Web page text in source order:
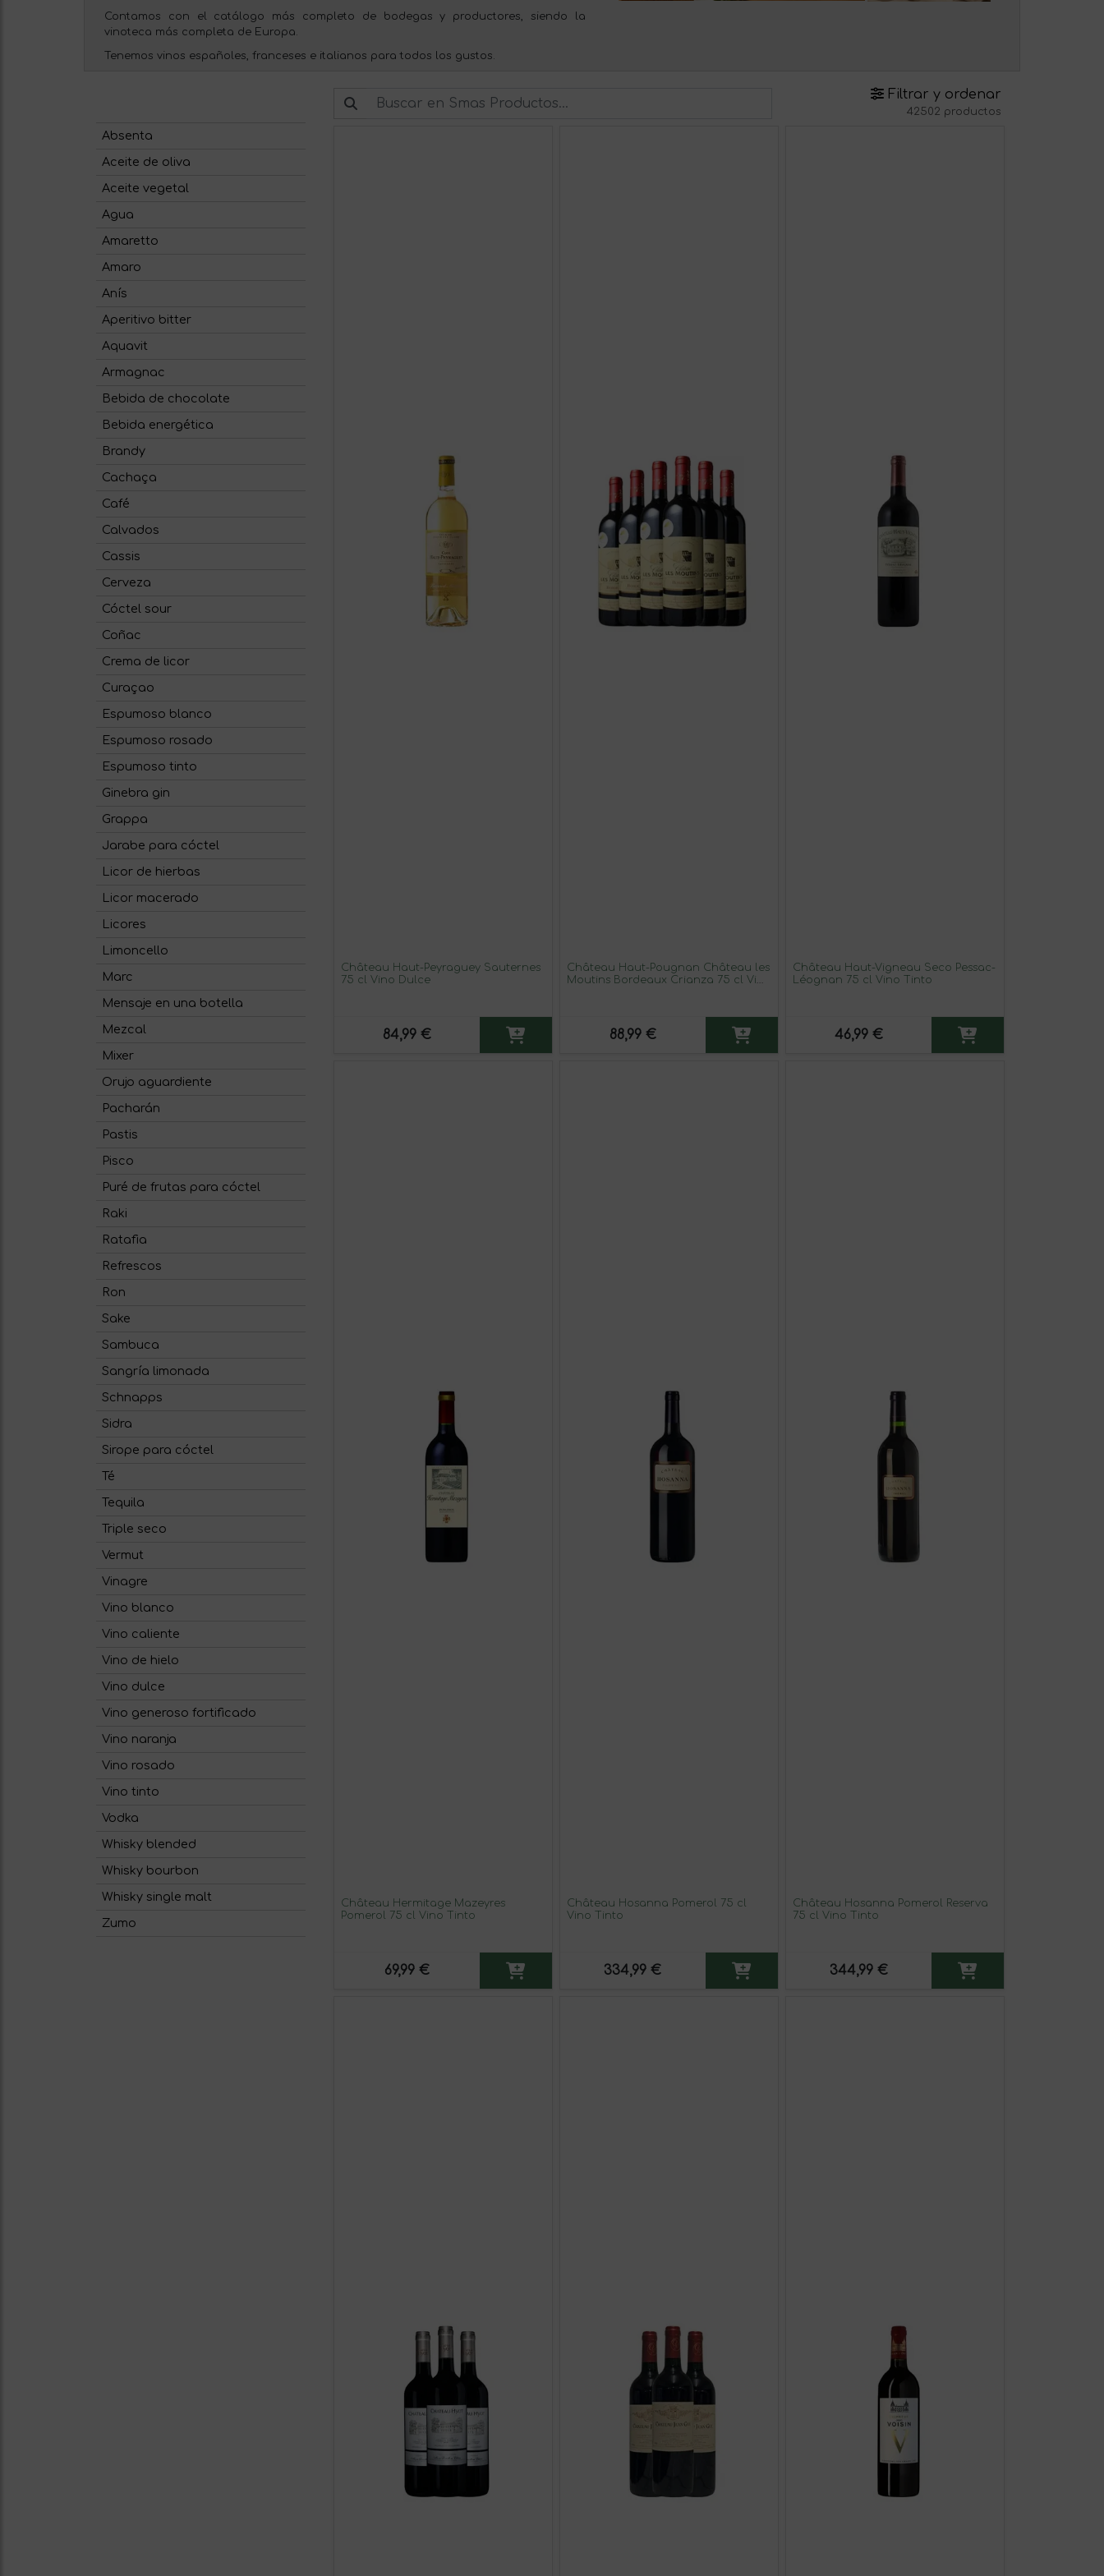
Contamos con el catálogo más completo de bodegas y productores, siendo la
vinoteca más completa de Europa.
Tenemos vinos españoles, franceses e italianos para todos los gustos.
Filtrar y ordenar
42502 productos
Absenta
Aceite de oliva
Aceite vegetal
Agua
Amaretto
Amaro
Anís
Aperitivo bitter
Aquavit
Armagnac
Bebida de chocolate
Bebida energética
Brandy
Cachaça
Café
Calvados
Cassis
Cerveza
Cóctel sour
Coñac
Crema de licor
Curaçao
Espumoso blanco
Espumoso rosado
Espumoso tinto
Ginebra gin
Grappa
Jarabe para cóctel
Licor de hierbas
Licor macerado
Licores
Limoncello
Marc
Mensaje en una botella
Mezcal
Mixer
Orujo aguardiente
Pacharán
Pastis
Pisco
Puré de frutas para cóctel
Raki
Ratafia
Refrescos
Ron
Sake
Sambuca
Sangría limonada
Schnapps
Sidra
Sirope para cóctel
Té
Tequila
Triple seco
Vermut
Vinagre
Vino blanco
Vino caliente
Vino de hielo
Vino dulce
Vino generoso fortificado
Vino naranja
Vino rosado
Vino tinto
Vodka
Whisky blended
Whisky bourbon
Whisky single malt
Zumo
Château Haut-Peyraguey Sauternes
75 cl Vino Dulce
84,99 €
Château Haut-Pougnan Château les
Moutins Bordeaux Crianza 75 cl Vino
88,99 €
Château Haut-Vigneau Seco Pessac-
Léognan 75 cl Vino Tinto
46,99 €
Château Hermitage Mazeyres
Pomerol 75 cl Vino Tinto
69,99 €
Château Hosanna Pomerol 75 cl
Vino Tinto
334,99 €
Château Hosanna Pomerol Reserva
75 cl Vino Tinto
344,99 €